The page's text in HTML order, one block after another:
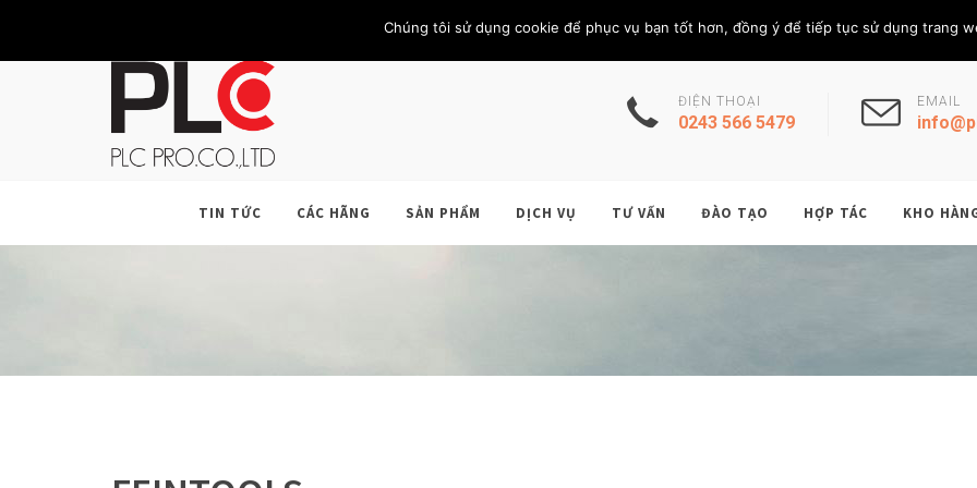
KHÁCH HÀNG LIÊN HỆ THÀNH VIÊN Thứ Năm, 6/8/
ĐIỆN THOẠI
0243 566 5479
EMAIL
TIN TỨC CÁC HÃNG SẢN PHẨM DỊCH VỤ TƯ VẤN ĐÀO TẠO HỢP TÁC KHO
Chúng tôi sử dụng cookie để phục vụ bạn tốt hơn, đồng ý để tiếp tục sử dụng trang